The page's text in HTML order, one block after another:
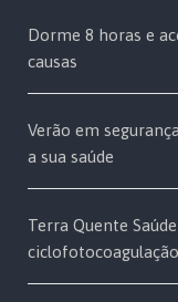
Dorme 8 horas e
causas
Verão em
a sua saúde
Terra Quente